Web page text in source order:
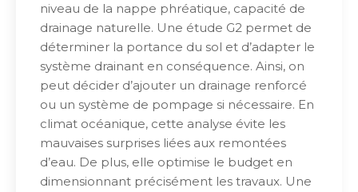
niveau de la nappe phréatique, capacité de
drainage naturelle. Une étude G2 permet de
déterminer la portance du sol et d’adapter le
système drainant en conséquence. Ainsi, on
peut décider d’ajouter un drainage renforcé
ou un système de pompage si nécessaire. En
climat océanique, cette analyse évite les
mauvaises surprises liées aux remontées
d’eau. De plus, elle optimise le budget en
dimensionnant précisément les travaux. Une